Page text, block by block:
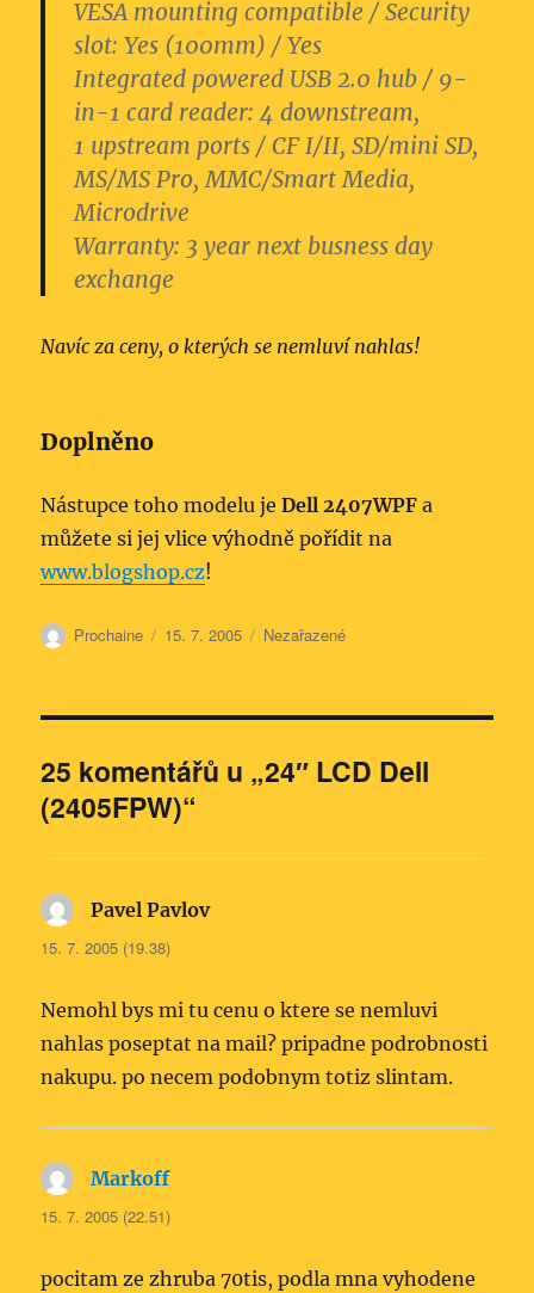
VESA mounting compatible / Security
slot: Yes (100mm) / Yes
Integrated powered USB 2.0 hub / 9-
in-1 card reader: 4 downstream,
1 upstream ports / CF I/II, SD/mini SD,
MS/MS Pro, MMC/Smart Media,
Microdrive
Warranty: 3 year next busness day
exchange
Navíc za ceny, o kterých se nemluví nahlas!
Doplněno
Nástupce toho modelu jeDell 2407WPF a
můžete si jej vlice výhodně pořídit na
www.blogshop.cz!
Autor:
Prochaine Publikováno:
15. 7. 2005 Rubriky:
Nezařazené
25 komentářů u „24″ LCD Dell
(2405FPW)“
Pavel Pavlovnapsal:
15. 7. 2005 (19.38)
Nemohl bys mi tu cenu o ktere se nemluvi
nahlas poseptat na mail? pripadne podrobnosti
nakupu. po necem podobnym totiz slintam.
Markoffnapsal:
15. 7. 2005 (22.51)
pocitam ze zhruba 70tis, podla mna vyhodene